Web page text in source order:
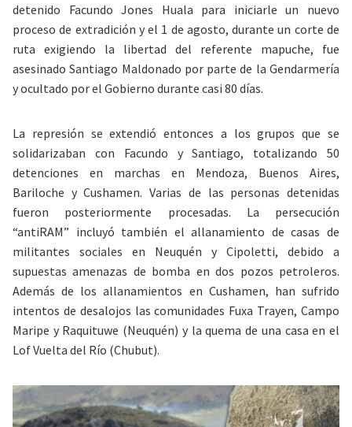
detenido Facundo Jones Huala para iniciarle un nuevo
proceso de extradición y el 1 de agosto, durante un corte de
ruta exigiendo la libertad del referente mapuche, fue
asesinado Santiago Maldonado por parte de la Gendarmería
y ocultado por el Gobierno durante casi 80 días.
La represión se extendió entonces a los grupos que se
solidarizaban con Facundo y Santiago, totalizando 50
detenciones en marchas en Mendoza, Buenos Aires,
Bariloche y Cushamen. Varias de las personas detenidas
fueron posteriormente procesadas. La persecución
“antiRAM” incluyó también el allanamiento de casas de
militantes sociales en Neuquén y Cipoletti, debido a
supuestas amenazas de bomba en dos pozos petroleros.
Además de los allanamientos en Cushamen, han sufrido
intentos de desalojos las comunidades Fuxa Trayen, Campo
Maripe y Raquituwe (Neuquén) y la quema de una casa en el
Lof Vuelta del Río (Chubut).